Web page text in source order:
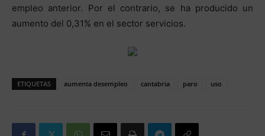
empleo anterior. Por el contrario, se ha producido un
aumento del 0,31% en el sector servicios.
ETIQUETAS aumenta desempleo cantabria paro uso